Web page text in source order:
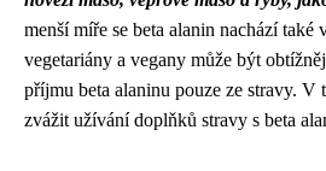
menší míře se beta alanin nachází také
vegetariány a vegany může být
příjmu beta alaninu pouze ze stravy. V
zvážit užívání doplňků stravy s beta